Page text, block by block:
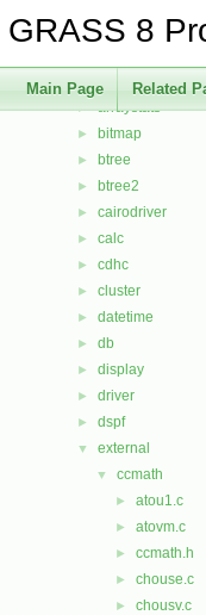
GRASS 8
Main Page Related
▼ File List
▼
► arraystats
► bitmap
► btree
► btree2
► cairodriver
► calc
► cdhc
► cluster
► datetime
► db
► display
► driver
► dspf
▼ external
▼ ccmath
► atou1.c
► atovm.c
► ccmath.h
► chouse.c
► chousv.c